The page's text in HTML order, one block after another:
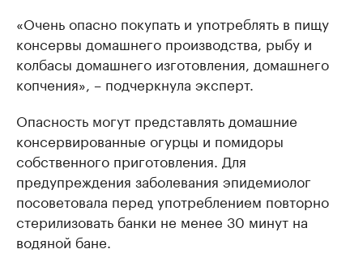
«Очень опасно покупать и употреблять в пищу
консервы домашнего производства, рыбу и
колбасы домашнего изготовления, домашнего
копчения», – подчеркнула эксперт.
Опасность могут представлять домашние
консервированные огурцы и помидоры
собственного приготовления. Для
предупреждения заболевания эпидемиолог
посоветовала перед употреблением повторно
стерилизовать банки не менее 30 минут на
водяной бане.